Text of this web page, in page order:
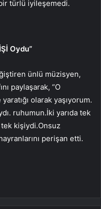
türlü iyileşemedi.
Oydu”
ünlü müzisyen,
paylaşarak, “O
olarak yaşıyorum.
ruhumun.İki yarıda tek
tek kişiydi.Onsuz
perişan etti.